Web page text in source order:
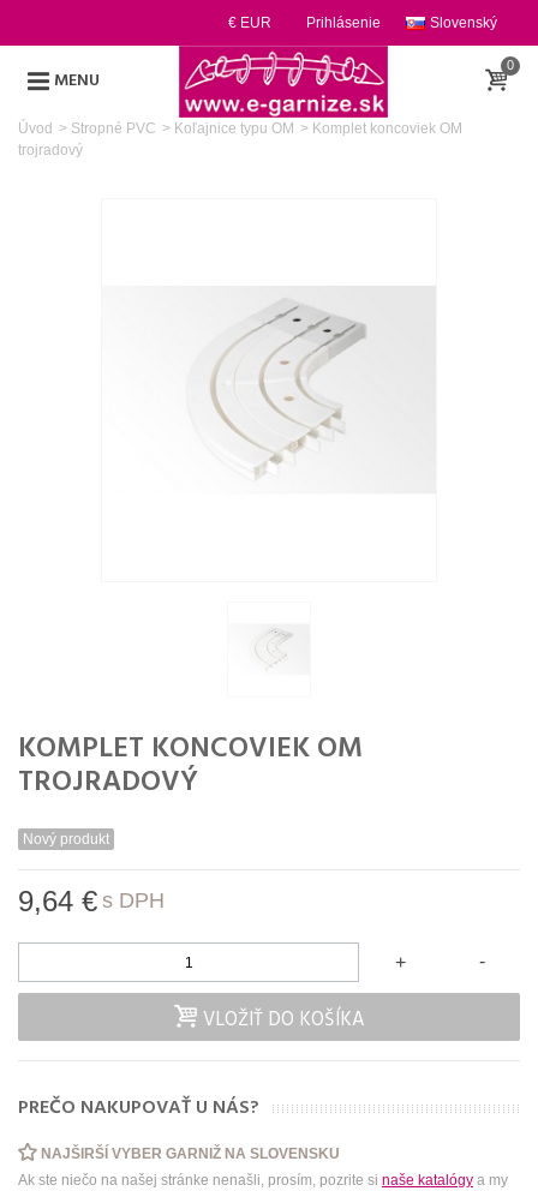
Slovenský
Prihlásenie
€ EUR
MENU
0
Úvod > Stropné PVC > Koľajnice typu OM > Komplet koncoviek OM
trojradový
KOMPLET KONCOVIEK OM
TROJRADOVÝ
Nový produkt
9,64 € s DPH
-
+
VLOŽIŤ DO KOŠÍKA
PREČO NAKUPOVAŤ U NÁS?
NAJŠIRŠÍ VYBER GARNIŽ NA SLOVENSKU
Ak ste niečo na našej stránke nenašli, prosím, pozrite si naše katalógy a my